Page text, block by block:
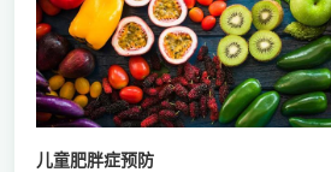
儿童肥胖症预防